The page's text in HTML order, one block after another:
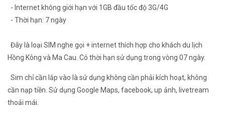
- Internet không giới hạn với 1GB đầu tốc độ 3G/4G
- Thời hạn: 7 ngày
Đây là loại SIM nghe gọi + internet thích hợp cho khách du lịch
Hồng Kông và Ma Cau. Có thời hạn sử dụng trong vòng 07 ngày.
Sim chỉ cần lắp vào là sử dụng không cần phải kích hoạt, không
cần nạp tiền. Sử dụng Google Maps, facebook, up ảnh, livetream
thoải mái.